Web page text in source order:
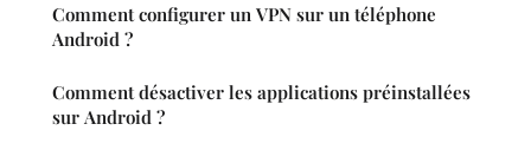
Comment configurer un VPN sur un téléphone
Android ?
Comment désactiver les applications préinstallées
sur Android ?